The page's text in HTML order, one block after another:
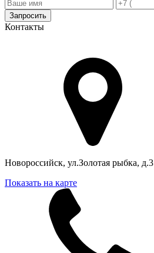
Запросить
Контакты
Новороссийск, ул.Золотая рыбка, д.3
Показать на карте